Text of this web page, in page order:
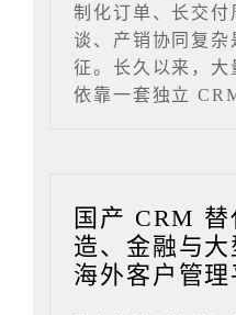
制化订单、长交付
谈、产销协同复杂
征。长久以来，大
依靠一套独立
国产 CRM 替
造、金融与
海外客户管理